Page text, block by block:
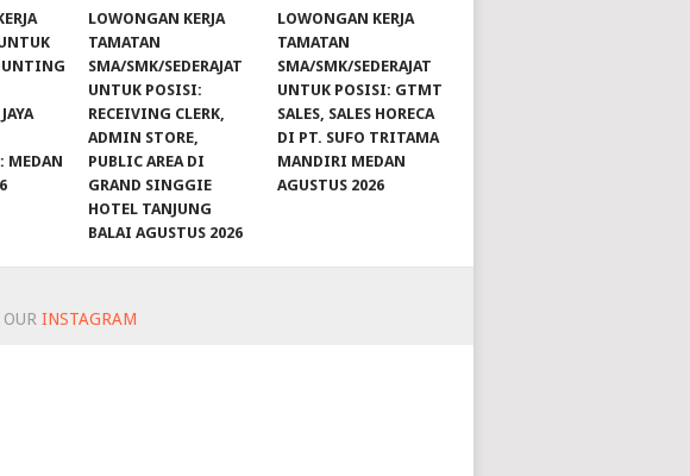
MEDAN
LOWONGAN KERJA
TAMATAN
SMA/SMK/SEDERAJAT
UNTUK POSISI:
RECEIVING CLERK,
ADMIN STORE,
PUBLIC AREA DI
GRAND SINGGIE
HOTEL TANJUNG
BALAI AGUSTUS 2026
LOWONGAN KERJA
TAMATAN
SMA/SMK/SEDERAJAT
UNTUK POSISI: GTMT
SALES, SALES HORECA
DI PT. SUFO TRITAMA
MANDIRI MEDAN
AGUSTUS 2026
INSTAGRAM